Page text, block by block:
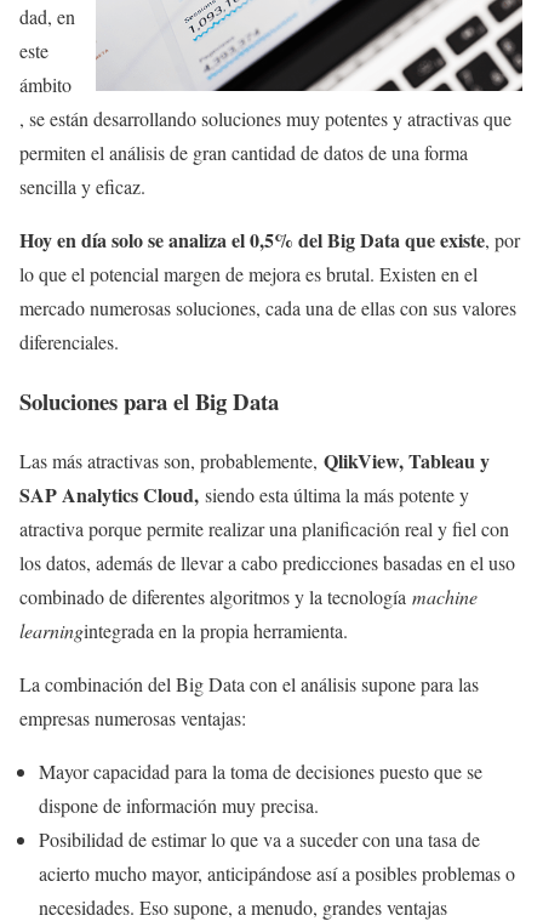
dad, en
este
ámbito
, se están desarrollando soluciones muy potentes y atractivas que
permiten el análisis de gran cantidad de datos de una forma
sencilla y eficaz.
Hoy en día solo se analiza el 0,5% del Big Data que existe, por
lo que el potencial margen de mejora es brutal. Existen en el
mercado numerosas soluciones, cada una de ellas con sus valores
diferenciales.
Soluciones para el Big Data
Las más atractivas son, probablemente, QlikView, Tableau y
SAP Analytics Cloud, siendo esta última la más potente y
atractiva porque permite realizar una planificación real y fiel con
los datos, además de llevar a cabo predicciones basadas en el uso
combinado de diferentes algoritmos y la tecnología machine
learningintegrada en la propia herramienta.
La combinación del Big Data con el análisis supone para las
empresas numerosas ventajas:
Mayor capacidad para la toma de decisiones puesto que se
dispone de información muy precisa.
Posibilidad de estimar lo que va a suceder con una tasa de
acierto mucho mayor, anticipándose así a posibles problemas o
necesidades. Eso supone, a menudo, grandes ventajas